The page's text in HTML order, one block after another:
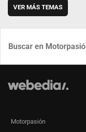
VER MÁS TEMAS
Motorpasión